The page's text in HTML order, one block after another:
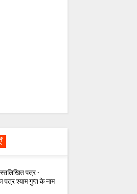
पत्र -
पत्र श्याम गुप्त के नाम